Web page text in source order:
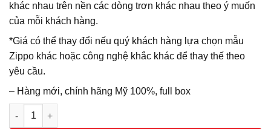
khác nhau trên nền các dòng trơn khác nhau theo ý muốn
của mỗi khách hàng.
*Giá có thể thay đổi nếu quý khách hàng lựa chọn mẫu
Zippo khác hoặc công nghệ khắc khác để thay thế theo
yêu cầu.
– Hàng mới, chính hãng Mỹ 100%, full box
Số lượng